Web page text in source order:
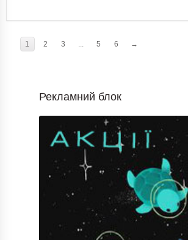
1 2 3 5 6 →
Рекламний блок